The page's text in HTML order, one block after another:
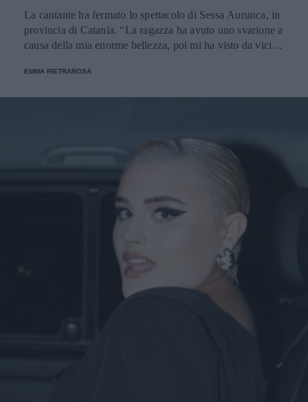
La cantante ha fermato lo spettacolo di Sessa Aurunca, in
provincia di Catania. “La ragazza ha avuto uno svarione a
causa della mia enorme bellezza, poi mi ha visto da vicina
EMMA PIETRAROSA